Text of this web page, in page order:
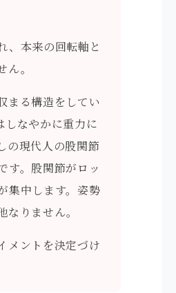
、本来の回転軸と
。
まる構造をしてい
しなやかに重力に
の現代人の股関節
す。股関節がロッ
集中します。姿勢
りません。
メントを決定づけ